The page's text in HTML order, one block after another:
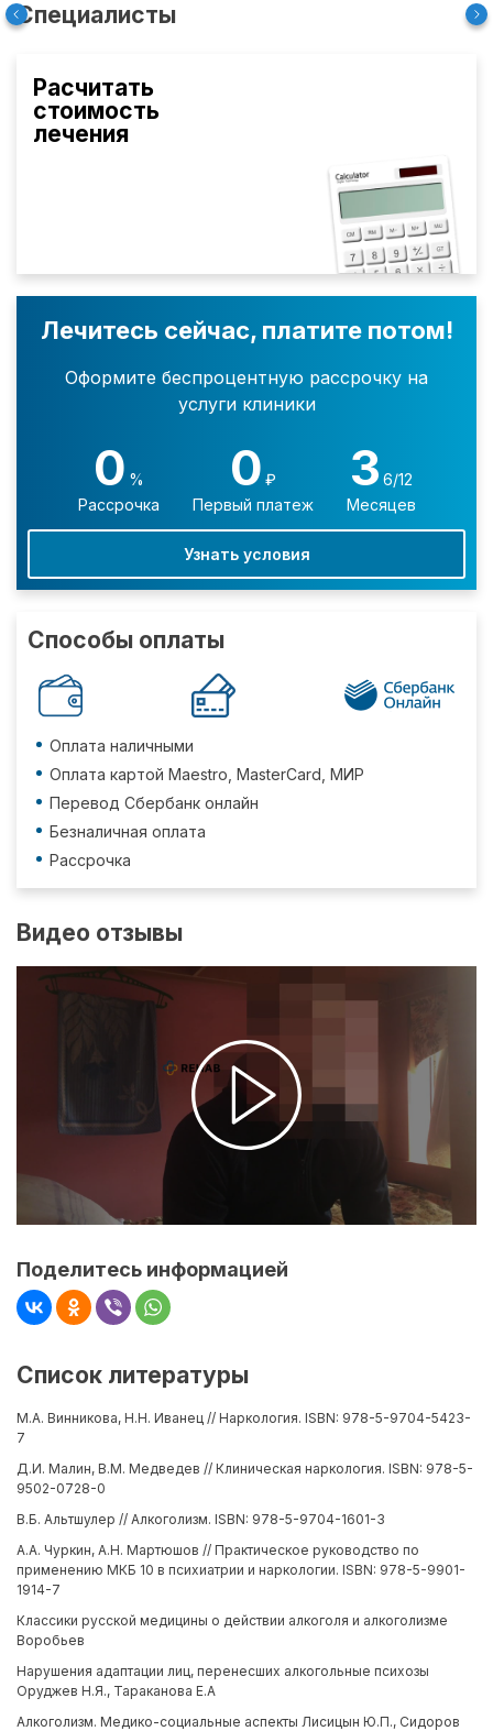
Специалисты
Расчитать
стоимость
лечения
Лечитесь сейчас, платите потом!
Оформите беспроцентную рассрочку на
услуги клиники
0 %
Рассрочка
0 ₽
Первый платеж
3 6/12
Месяцев
Узнать условия
Способы оплаты
Оплата наличными
Оплата картой Maestro, MasterCard, МИР
Перевод Сбербанк онлайн
Безналичная оплата
Рассрочка
Видео отзывы
Поделитесь информацией
Список литературы
М.А. Винникова, Н.Н. Иванец // Наркология. ISBN: 978-5-9704-5423-
7
Д.И. Малин, В.М. Медведев // Клиническая наркология. ISBN: 978-5-
9502-0728-0
В.Б. Альтшулер // Алкоголизм. ISBN: 978-5-9704-1601-3
А.А. Чуркин, А.Н. Мартюшов // Практическое руководство по
применению МКБ 10 в психиатрии и наркологии. ISBN: 978-5-9901-
1914-7
Классики русской медицины о действии алкоголя и алкоголизме
Воробьев
Нарушения адаптации лиц, перенесших алкогольные психозы
Оруджев Н.Я., Тараканова Е.А
Алкоголизм. Медико-социальные аспекты Лисицын Ю.П., Сидоров